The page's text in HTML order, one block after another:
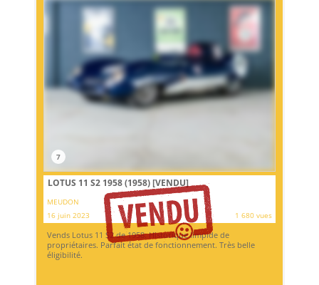
7
LOTUS 11 S2 1958 (1958)[VENDU]
MEUDON
16 juin 2023
1 680 vues
Vends Lotus 11 S2 de 1958. Historique limpide de
propriétaires. Parfait état de fonctionnement. Très belle
éligibilité.